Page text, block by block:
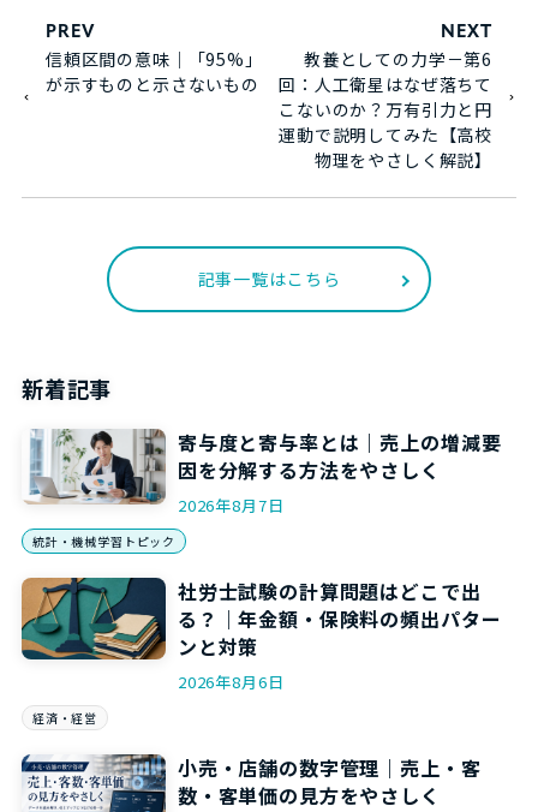
PREV
信頼区間の意味｜「95%」
が示すものと示さないもの
NEXT
教養としての力学－第6
回：人工衛星はなぜ落ちて
こないのか？万有引力と円
運動で説明してみた【高校
物理をやさしく解説】
記事一覧はこちら
新着記事
寄与度と寄与率とは｜売上の増減要
因を分解する方法をやさしく
2026年8月7日
統計・機械学習トピック
社労士試験の計算問題はどこで出
る？｜年金額・保険料の頻出パター
ンと対策
2026年8月6日
経済・経営
小売・店舗の数字管理｜売上・客
数・客単価の見方をやさしく